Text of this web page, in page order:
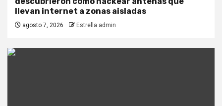
llevan internet a zonas aisladas
agosto 7, 2026 Estrella admin